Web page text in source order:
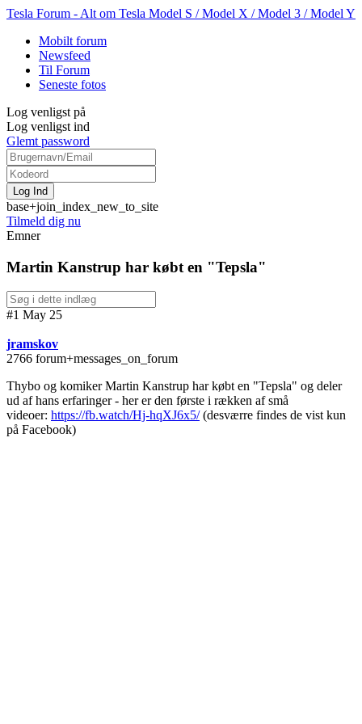
Tesla Forum - Alt om Tesla Model S / Model X / Model 3 / Model Y
Mobilt forum
Newsfeed
Til Forum
Seneste fotos
Log venligst på
Log venligst ind
Glemt password
base+join_index_new_to_site
Tilmeld dig nu
Emner
Martin Kanstrup har købt en "Tepsla"
#1 May 25
jramskov
2766 forum+messages_on_forum
Thybo og komiker Martin Kanstrup har købt en "Tepsla" og deler
ud af hans erfaringer - her er den første i rækken af små
videoer: https://fb.watch/Hj-hqXJ6x5/(desværre findes de vist kun
på Facebook)